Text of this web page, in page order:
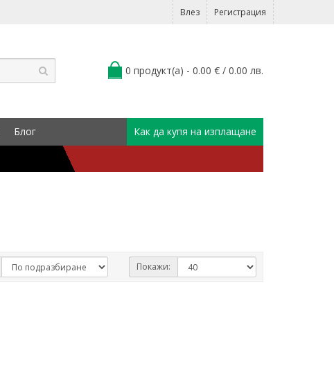
Влез Регистрация
0 продукт(а) - 0.00 € / 0.00 лв.
Блог Как да купя на изплащане
Покажи: